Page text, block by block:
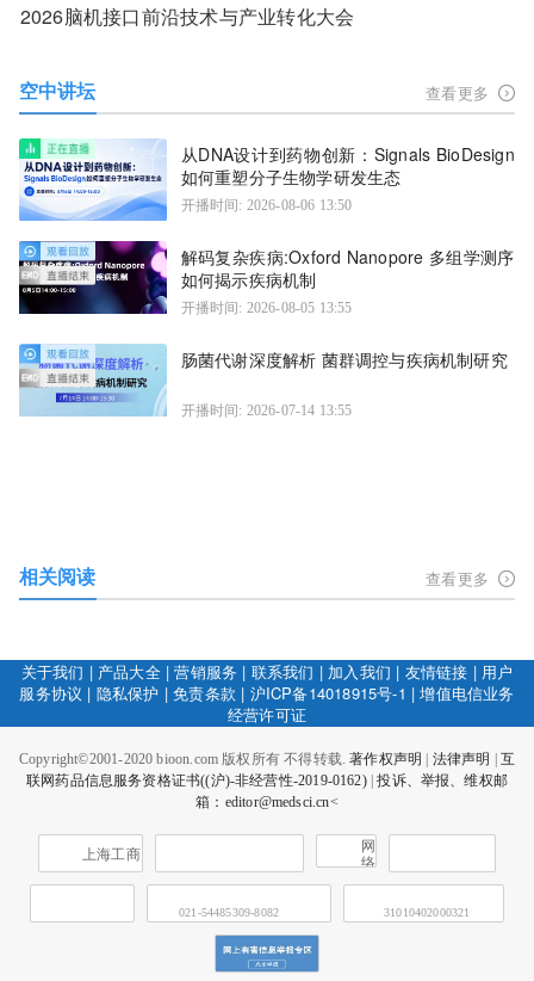
2026脑机接口前沿技术与产业转化大会
空中讲坛 查看更多
从DNA设计到药物创新：Signals BioDesign
如何重塑分子生物学研发生态
开播时间: 2026-08-06 13:50
解码复杂疾病:Oxford Nanopore 多组学测序
如何揭示疾病机制
开播时间: 2026-08-05 13:55
肠菌代谢深度解析 菌群调控与疾病机制研究
开播时间: 2026-07-14 13:55
相关阅读 查看更多
关于我们 | 产品大全|营销服务 | 联系我们 | 加入我们 | 友情链接 | 用户
服务协议 | 隐私保护 |免责条款 | 沪ICP备14018915号-1 |增值电信业务
经营许可证
Copyright©2001-2020 bioon.com 版权所有 不得转载.著作权声明 | 法律声明 | 互
联网药品信息服务资格证书((沪)-非经营性-2019-0162)|投诉、举报、维权邮
箱：editor@medsci.cn<
上海工商
网
络
021-54485309-8082 31010402000321